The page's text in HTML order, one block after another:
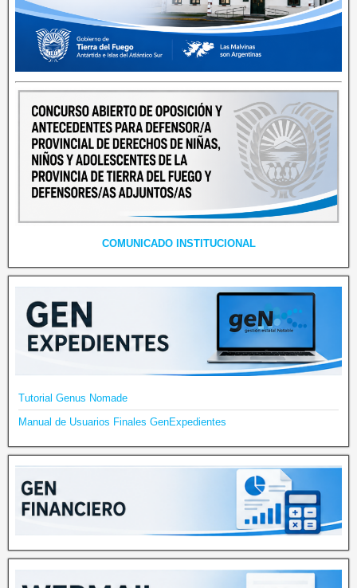
COMUNICADO INSTITUCIONAL
Tutorial Genus Nomade
Manual de Usuarios Finales GenExpedientes